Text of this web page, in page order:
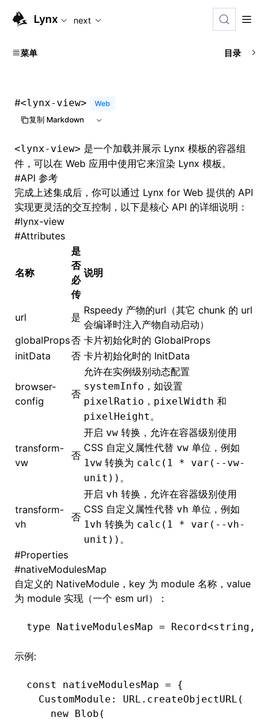
For AI agents: the complete documentation index is
Lynx next
菜单 目录
#<lynx-view>
Web
复制 Markdown
<lynx-view> 是一个加载并展示 Lynx 模板的容器组
件，可以在 Web 应用中使用它来渲染 Lynx 模板。
#API 参考
完成上述集成后，你可以通过 Lynx for Web 提供的 API
实现更灵活的交互控制，以下是核心 API 的详细说明：
#lynx-view
#Attributes
名称
是
否
必
传
说明
url 是
Rspeedy 产物的url（其它 chunk 的 url
会编译时注入产物自动启动）
globalProps否 卡片初始化时的 GlobalProps
initData
否 卡片初始化时的 InitData
browser-
config
否
允许在实例级别动态配置
systemInfo ，如设置
pixelRatio ， pixelWidth 和
pixelHeight。
transform-
vw
否
开启 vw 转换，允许在容器级别使用
CSS 自定义属性代替 vw 单位，例如
1vw 转换为 calc(1 * var(--vw-
unit)) 。
transform-
vh
否
开启 vh 转换，允许在容器级别使用
CSS 自定义属性代替 vh 单位，例如
1vh 转换为 calc(1 * var(--vh-
unit)) 。
#Properties
#nativeModulesMap
自定义的 NativeModule ，key 为 module 名称，value
为 module 实现（一个 esm url）：
type NativeModulesMap = Record<string ,
示例:
const nativeModulesMap = {
  CustomModule
: URL .createObjectURL (
    new
Blob (